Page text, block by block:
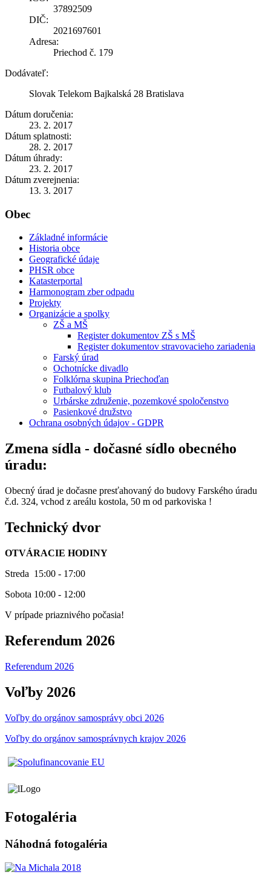
37892509
DIČ:
2021697601
Adresa:
Priechod č. 179
Dodávateľ:
Slovak Telekom Bajkalská 28 Bratislava
Dátum doručenia:
23. 2. 2017
Dátum splatnosti:
28. 2. 2017
Dátum úhrady:
23. 2. 2017
Dátum zverejnenia:
13. 3. 2017
Obec
Základné informácie
Historia obce
Geografické údaje
PHSR obce
Katasterportal
Harmonogram zber odpadu
Projekty
Organizácie a spolky
ZŠ a MŠ
Register dokumentov ZŠ s MŠ
Register dokumentov stravovacieho zariadenia
Farský úrad
Ochotnícke divadlo
Folklórna skupina Priechoďan
Futbalový klub
Urbárske združenie, pozemkové spoločenstvo
Pasienkové družstvo
Ochrana osobných údajov - GDPR
Zmena sídla - dočasné sídlo obecného
úradu:
Obecný úrad je dočasne presťahovaný do budovy Farského úradu
č.d. 324, vchod z areálu kostola, 50 m od parkoviska !
Technický dvor
OTVÁRACIE HODINY
Streda 15:00 - 17:00
Sobota 10:00 - 12:00
V prípade priaznivého počasia!
Referendum 2026
Referendum 2026
Voľby 2026
Voľby do orgánov samosprávy obci 2026
Voľby do orgánov samosprávnych krajov 2026
Fotogaléria
Náhodná fotogaléria